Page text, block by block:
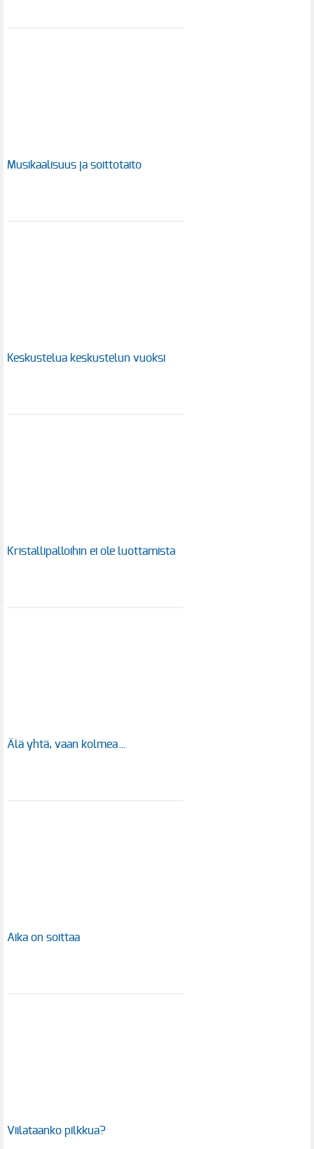
Musikaalisuus ja soittotaito
Keskustelua keskustelun vuoksi
Kristallipalloihin ei ole luottamista
Älä yhtä, vaan kolmea…
Aika on soittaa
Viilataanko pilkkua?